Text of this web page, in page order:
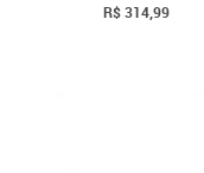
R$ 314,99